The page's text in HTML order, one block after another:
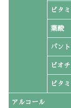
ビタ
葉酸
パン
ビオ
ビタ
アルコール